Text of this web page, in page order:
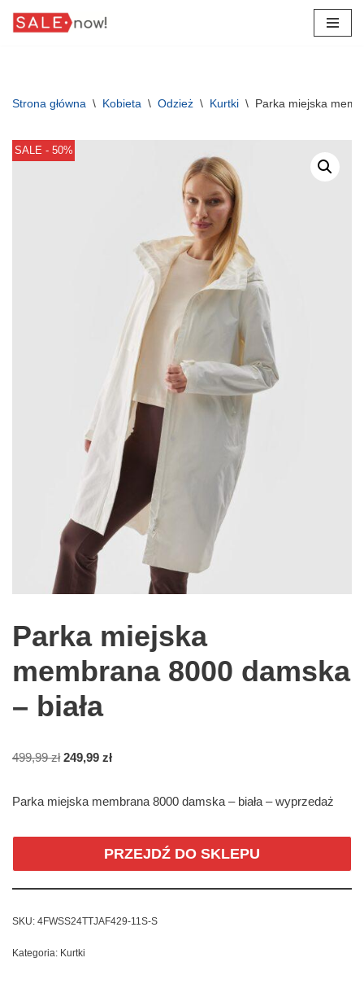
Strona główna \ Kobieta \ Odzież \ Kurtki \ Parka miejska
SALE - 50%
Parka miejska
membrana 8000 damska
– biała
499,99zł 249,99 zł
Parka miejska membrana 8000 damska – biała – wyprzedaż
PRZEJDŹ DO SKLEPU
SKU: 4FWSS24TTJAF429-11S-S
Kategoria: Kurtki